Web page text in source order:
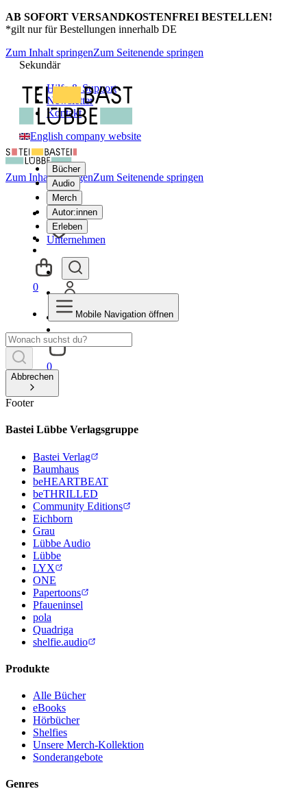
AB SOFORT VERSANDKOSTENFREI BESTELLEN!
*gilt nur für Bestellungen innerhalb DE
Zum Inhalt springenZum Seitenende springen
Sekundär
Hilfe & Support
Newsletter
Kontakt
English company website
Bücher
Audio
Merch
Autor:innen
Erleben
Unternehmen
0
Zum Inhalt springenZum Seitenende springen
0
Mobile Navigation öffnen
Abbrechen
Footer
Bastei Lübbe Verlagsgruppe
Bastei Verlag
Baumhaus
beHEARTBEAT
beTHRILLED
Community Editions
Eichborn
Grau
Lübbe Audio
Lübbe
LYX
ONE
Papertoons
Pfaueninsel
pola
Quadriga
shelfie.audio
Produkte
Alle Bücher
eBooks
Hörbücher
Shelfies
Unsere Merch-Kollektion
Sonderangebote
Genres